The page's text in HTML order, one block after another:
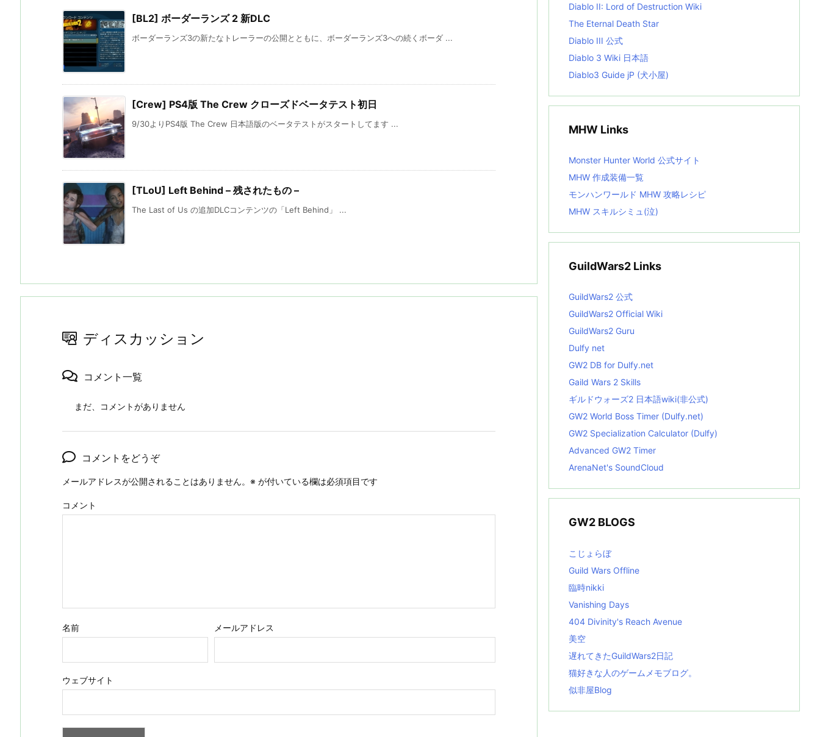
[BL2] ボーダーランズ 2 新DLC
ボーダーランズ3の新たなトレーラーの公開とともに、ボーダーランズ3への続くボーダ ...
[Crew] PS4版 The Crew クローズドベータテスト初日
9/30よりPS4版 The Crew 日本語版のベータテストがスタートしてます ...
[TLoU] Left Behind – 残されたもの –
The Last of Us の追加DLCコンテンツの「Left Behind」 ...
ディスカッション
コメント一覧
まだ、コメントがありません
コメントをどうぞ
メールアドレスが公開されることはありません。 ※ が付いている欄は必須項目です
コメント
名前 メールアドレス
ウェブサイト
Diablo II: Lord of Destruction Wiki
The Eternal Death Star
Diablo III 公式
Diablo 3 Wiki 日本語
Diablo3 Guide jP (犬小屋)
MHW Links
Monster Hunter World 公式サイト
MHW 作成装備一覧
モンハンワールド MHW 攻略レシピ
MHW スキルシミュ(泣)
GuildWars2 Links
GuildWars2 公式
GuildWars2 Official Wiki
GuildWars2 Guru
Dulfy net
GW2 DB for Dulfy.net
Gaild Wars 2 Skills
ギルドウォーズ2 日本語wiki(非公式)
GW2 World Boss Timer (Dulfy.net)
GW2 Specialization Calculator (Dulfy)
Advanced GW2 Timer
ArenaNet's SoundCloud
GW2 BLOGS
こじょらぼ
Guild Wars Offline
臨時nikki
Vanishing Days
404 Divinity's Reach Avenue
美空
遅れてきたGuildWars2日記
猫好きな人のゲームメモブログ。
似非屋Blog